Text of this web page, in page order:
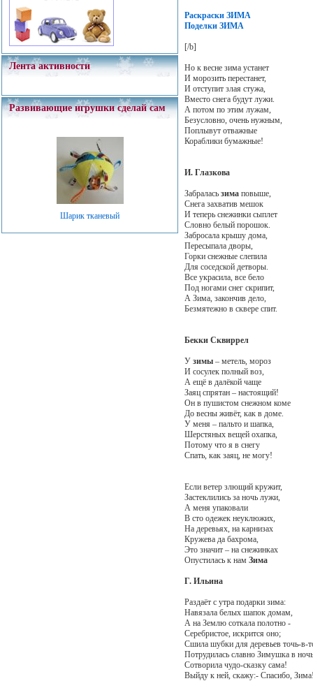
Лента активности
Развивающие игрушки сделай сам
Шарик тканевый
Раскраски ЗИМА
Поделки ЗИМА
[/b]
Но к весне зима устанет
И морозить перестанет,
И отступит злая стужа,
Вместо снега будут лужи.
А потом по этим лужам,
Безусловно, очень нужным,
Поплывут отважные
Кораблики бумажные!
И. Глазкова
Забралась зимаповыше,
Снега захватив мешок
И теперь снежинки сыплет
Словно белый порошок.
Забросала крышу дома,
Пересыпала дворы,
Горки снежные слепила
Для соседской детворы.
Все украсила, все бело
Под ногами снег скрипит,
А Зима, закончив дело,
Безмятежно в сквере спит.
Бекки Сквиррел
У зимы– метель, мороз
И сосулек полный воз,
А ещё в далёкой чаще
Заяц спрятан – настоящий!
Он в пушистом снежном коме
До весны живёт, как в доме.
У меня – пальто и шапка,
Шерстяных вещей охапка,
Потому что я в снегу
Спать, как заяц, не могу!
Если ветер злющий кружит,
Застеклились за ночь лужи,
А меня упаковали
В сто одежек неуклюжих,
На деревьях, на карнизах
Кружева да бахрома,
Это значит – на снежинках
Опустилась к нам Зима
Г. Ильина
Раздаёт с утра подарки зима:
Навязала белых шапок домам,
А на Землю соткала полотно -
Серебристое, искрится оно;
Сшила шубки для деревьев точь-в-
Потрудилась славно Зимушка в
Сотворила чудо-сказку сама!
Выйду к ней, скажу:- Спасибо,